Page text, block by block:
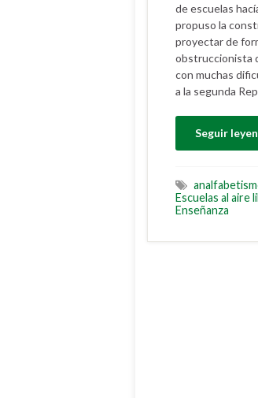
de escuelas
propuso la
proyectar de
obstruccionista
con muchas
a la segunda
Seguir
Escuelas al aire
Enseñanza